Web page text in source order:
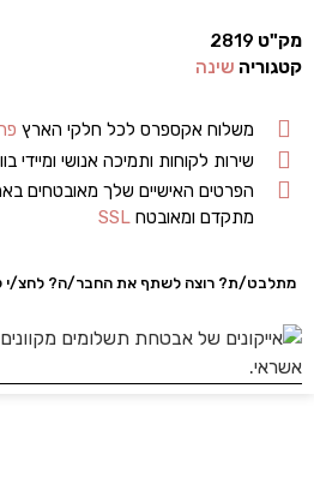
מק"ט 2819
קטגוריה שינה
משלוח אקספרס לכל חלקי הארץ
שירות לקוחות ותמיכה אנושי ומיידי
הפרטים האישיים שלך מאובטחים
מתקדם ומאובטחSSL
מתלבט/ת? רוצה לשתף את החבר/ה? לחצ/י